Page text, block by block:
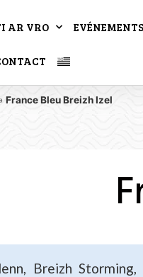
AR VRO EVÉNEMENTS
France Bleu Breizh Izel
Breizh